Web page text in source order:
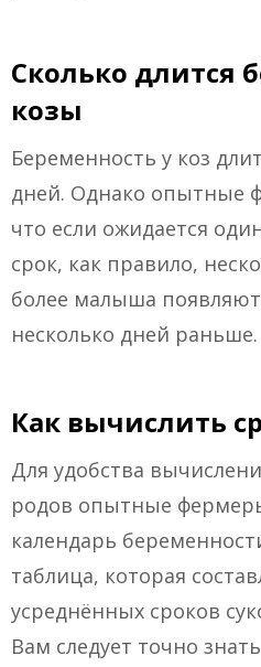
Сколько длится
козы
Беременность у коз
дней. Однако опытные
что если ожидается
срок, как правило,
более малыша
несколько дней раньше.
Как вычислить
Для удобства
родов опытные
календарь
таблица, которая
усреднённых сроков
Вам следует точно